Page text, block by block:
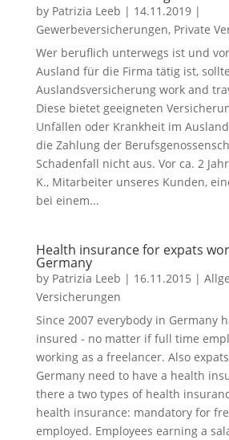
by Patrizia Leeb | 14.11.2019|
Gewerbeversicherungen, Private
Wer beruflich unterwegs ist und
Ausland für die Firma tätig ist,
Auslandsversicherung work and
Diese bietet geeigneten
Unfällen oder Krankheit im
die Zahlung der
Schadenfall nicht aus. Vor ca. 2
K., Mitarbeiter unseres Kunden,
bei einem...
Health insurance for expats
Germany
by Patrizia Leeb | 16.11.2015 |
Versicherungen
Since 2007 everybody in Germany
insured - no matter if full time
working as a freelancer. Also
Germany need to have a health
there a two types of health
health insurance: mandatory for
employed. Employees earning a